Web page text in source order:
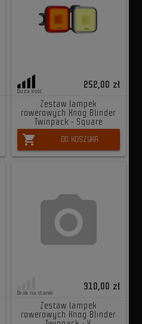
Duża ilość
252,00 zł
Zestaw lampek
rowerowych Knog Blinder
Twinpack - Square
shopping_cart DO KOSZYKA
Brak na stanie
310,00 zł
Zestaw lampek
rowerowych Knog Blinder